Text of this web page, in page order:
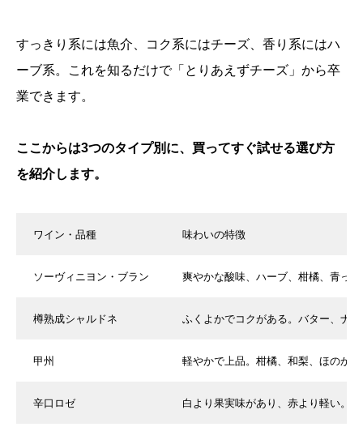
すっきり系には魚介、コク系にはチーズ、香り系にはハ
ーブ系。これを知るだけで「とりあえずチーズ」から卒
業できます。
ここからは3つのタイプ別に、買ってすぐ試せる選び方
を紹介します。
ワイン・品種 味わいの特徴
ソーヴィニヨン・ブラン 爽やかな酸味、ハーブ、柑橘、青っ
樽熟成シャルドネ ふくよかでコクがある。バター、ナ
甲州 軽やかで上品。柑橘、和梨、ほのか
辛口ロゼ 白より果実味があり、赤より軽い。